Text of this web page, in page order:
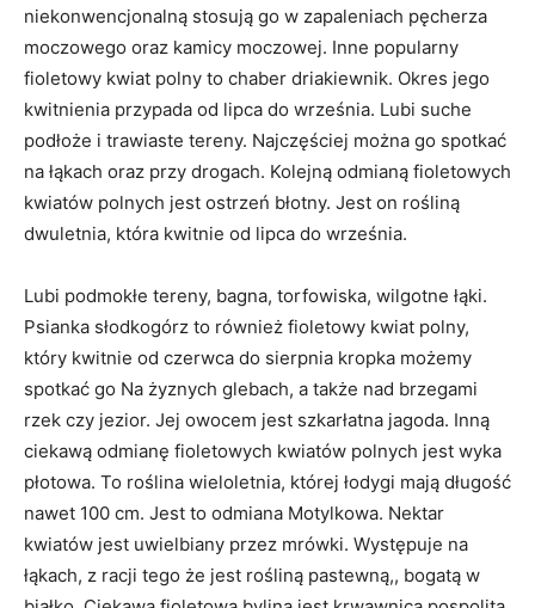
niekonwencjonalną stosują go w zapaleniach pęcherza
moczowego oraz kamicy moczowej. Inne popularny
fioletowy kwiat polny to chaber driakiewnik. Okres jego
kwitnienia przypada od lipca do września. Lubi suche
podłoże i trawiaste tereny. Najczęściej można go spotkać
na łąkach oraz przy drogach. Kolejną odmianą fioletowych
kwiatów polnych jest ostrzeń błotny. Jest on rośliną
dwuletnia, która kwitnie od lipca do września.
Lubi podmokłe tereny, bagna, torfowiska, wilgotne łąki.
Psianka słodkogórz to również fioletowy kwiat polny,
który kwitnie od czerwca do sierpnia kropka możemy
spotkać go Na żyznych glebach, a także nad brzegami
rzek czy jezior. Jej owocem jest szkarłatna jagoda. Inną
ciekawą odmianę fioletowych kwiatów polnych jest wyka
płotowa. To roślina wieloletnia, której łodygi mają długość
nawet 100 cm. Jest to odmiana Motylkowa. Nektar
kwiatów jest uwielbiany przez mrówki. Występuje na
łąkach, z racji tego że jest rośliną pastewną,, bogatą w